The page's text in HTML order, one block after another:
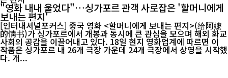
"영화 내내 울었다"…싱가포르 관객 사로잡은 '할머니에게
보내는 편지'
[인터내셔널포커스] 중국 영화 <할머니에게 보내는 편지>(给阿嬷
的情书)가 싱가포르에서 개봉과 동시에 큰 관심을 모으며 해외 화교
사회의 공감을 이끌어내고 있다. 18일 현지 영화업계에 따르면 이
작품은 싱가포르 내 26개 극장 가운데 24개 극장에서 상영을 시작했
다. 개...